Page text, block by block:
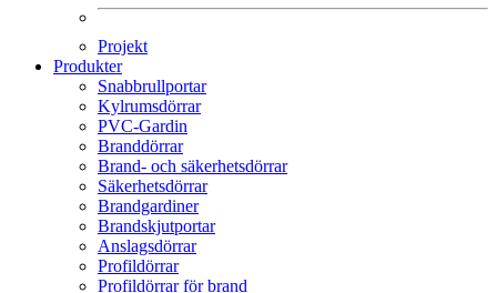
Projekt
Produkter
Snabbrullportar
Kylrumsdörrar
PVC-Gardin
Branddörrar
Brand- och säkerhetsdörrar
Säkerhetsdörrar
Brandgardiner
Brandskjutportar
Anslagsdörrar
Profildörrar
Profildörrar för brand